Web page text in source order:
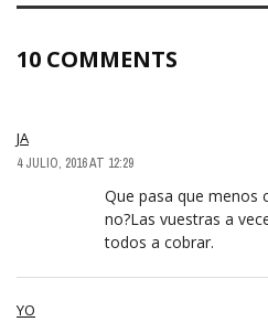
10 COMMENTS
JA
4 JULIO, 2016 AT 12:29
Que pasa que menos
no?Las vuestras a
todos a cobrar.
YO